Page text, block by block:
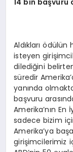
Aldıkları
isteyen
dilediğini
süredir
yanında
başvuru
Amerika’nın En
sadece bizim
Amerika’ya
girişimcilerimiz